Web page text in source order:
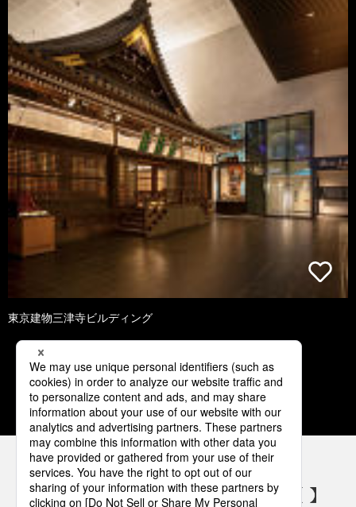
東京建物三津寺ビルディング
1 2 3 4
パナソニックの電気設備 SNSアカウント